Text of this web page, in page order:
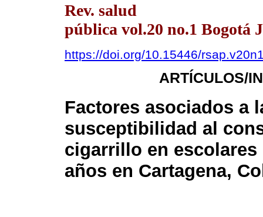
Rev. salud
pública vol.20 no.1 Bogotá
https://doi.org/10.15446/
ARTÍCULOS/
Factores asociados a
susceptibilidad al
cigarrillo en escolares
años en Cartagena,